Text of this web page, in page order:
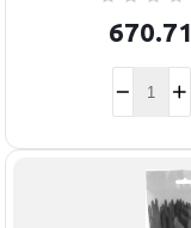
670.71